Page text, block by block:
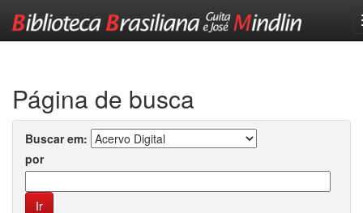
Página de busca
Buscar em:
por